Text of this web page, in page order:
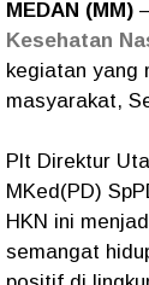
MEDAN (MM)
Kesehatan
kegiatan yang
masyarakat,
Plt Direktur
MKed(PD)
HKN ini
semangat